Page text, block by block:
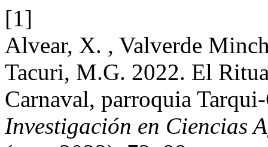
[1]
Alvear, X. , Valverde
Tacuri, M.G. 2022. El
Carnaval, parroquia
Investigación en Ciencias